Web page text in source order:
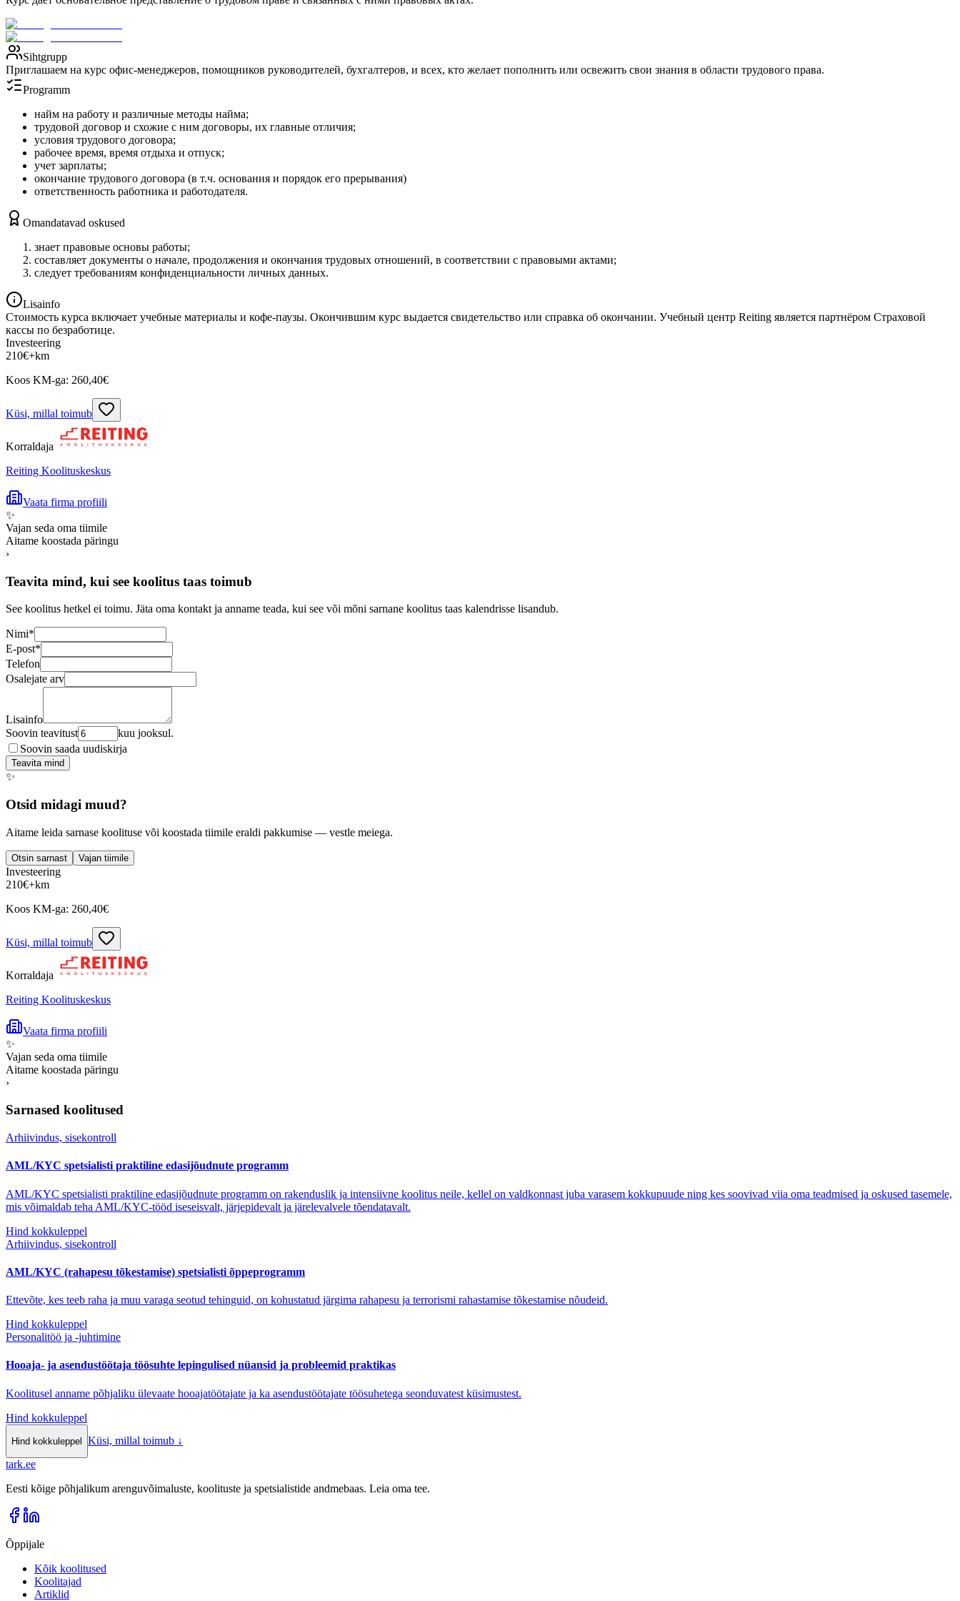
Sihtgrupp
Приглашаем на курс офис-менеджеров, помощников руководителей, бухгалтеров, и всех, кто желает пополнить или освежить свои знания в области трудового права.
Programm
найм на работу и различные методы найма;
трудовой договор и схожие с ним договоры, их главные отличия;
условия трудового договора;
рабочее время, время отдыха и отпуск;
учет зарплаты;
окончание трудового договора (в т.ч. основания и порядок его прерывания)
ответственность работника и работодателя.
Omandatavad oskused
знает правовые основы работы;
составляет документы о начале, продолжения и окончания трудовых отношений, в соответствии с правовыми актами;
следует требованиям конфиденциальности личных данных.
Lisainfo
Стоимость курса включает учебные материалы и кофе-паузы. Окончившим курс выдается свидетельство или справка об окончании. Учебный центр Reiting является партнёром Страховой
кассы по безработице.
Investeering
210€+km
Koos KM-ga: 260,40€
Küsi, millal toimub
Korraldaja
Reiting Koolituskeskus
Vaata firma profiili
✨
Vajan seda oma tiimile
Aitame koostada päringu
›
Teavita mind, kui see koolitus taas toimub
See koolitus hetkel ei toimu. Jäta oma kontakt ja anname teada, kui see või mõni sarnane koolitus taas kalendrisse lisandub.
Nimi*
E-post*
Telefon
Osalejate arv
Lisainfo
Soovin teavitust
kuu jooksul.
Soovin saada uudiskirja
Teavita mind
✨
Otsid midagi muud?
Aitame leida sarnase koolituse või koostada tiimile eraldi pakkumise — vestle meiega.
Otsin sarnast Vajan tiimile
Investeering
210€+km
Koos KM-ga: 260,40€
Küsi, millal toimub
Korraldaja
Reiting Koolituskeskus
Vaata firma profiili
✨
Vajan seda oma tiimile
Aitame koostada päringu
›
Sarnased koolitused
Arhiivindus, sisekontroll
AML/KYC spetsialisti praktiline edasijõudnute programm
AML/KYC spetsialisti praktiline edasijõudnute programm on rakenduslik ja intensiivne koolitus neile, kellel on valdkonnast juba varasem kokkupuude ning kes soovivad viia oma teadmised ja oskused tasemele,
mis võimaldab teha AML/KYC-tööd iseseisvalt, järjepidevalt ja järelevalvele tõendatavalt.
Hind kokkuleppel
Arhiivindus, sisekontroll
AML/KYC (rahapesu tõkestamise) spetsialisti õppeprogramm
Ettevõte, kes teeb raha ja muu varaga seotud tehinguid, on kohustatud järgima rahapesu ja terrorismi rahastamise tõkestamise nõudeid.
Hind kokkuleppel
Personalitöö ja -juhtimine
Hooaja- ja asendustöötaja töösuhte lepingulised nüansid ja probleemid praktikas
Koolitusel anname põhjaliku ülevaate hooajatöötajate ja ka asendustöötajate töösuhetega seonduvatest küsimustest.
Hind kokkuleppel
Hind kokkuleppel Küsi, millal toimub ↓
tark.ee
Eesti kõige põhjalikum arenguvõimaluste, koolituste ja spetsialistide andmebaas. Leia oma tee.
Õppijale
Kõik koolitused
Koolitajad
Artiklid